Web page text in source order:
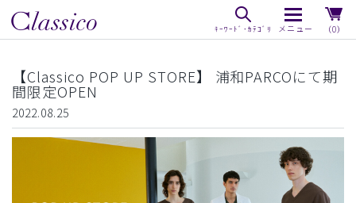
（0）
【Classico POP UP STORE】 浦和PARCOにて期
間限定OPEN
2022.08.25